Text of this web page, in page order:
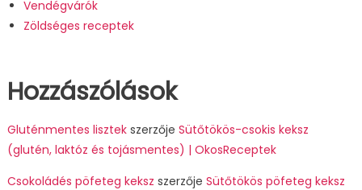
Vendégvárók
Zöldséges receptek
Hozzászólások
Gluténmentes lisztekszerzője Sütőtökös-csokis keksz
(glutén, laktóz és tojásmentes) | OkosReceptek
Csokoládés pöfeteg keksz szerzője Sütőtökös pöfeteg keksz